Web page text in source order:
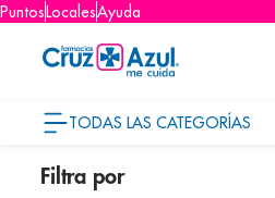
PuntosLocalesAyuda
TODAS LAS CATEGORÍAS